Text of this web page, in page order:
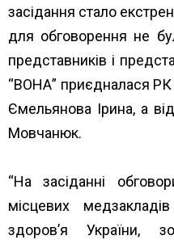
засідання стало
для обговорення не
представників і
“ВОНА” приєдналася РК
Ємельянова Ірина, а
Мовчанюк.
“На засіданні
місцевих
здоров’я України,